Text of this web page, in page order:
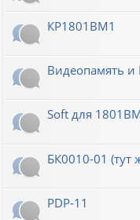
КР1801ВМ1
Видеопамять
Soft для
БК0010-01
PDP-11